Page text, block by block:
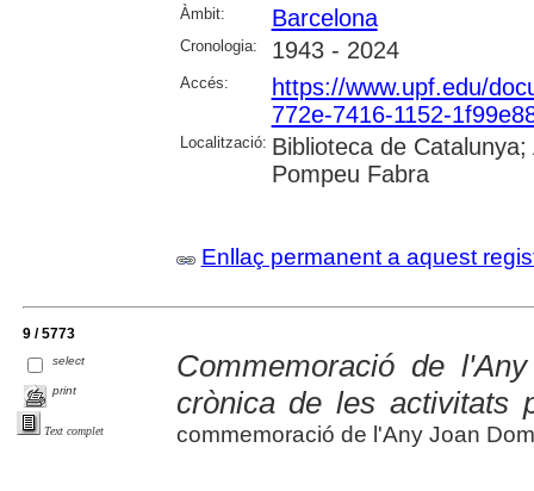
Àmbit: Barcelona
Cronologia: 1943 - 2024
Accés:
https://www.upf.edu/
772e-7416-1152-
Localització: Biblioteca de
Pompeu Fabra
Enllaç permanent a aquest
9 / 5773
select
print
Text complet
Commemoració de
crònica de les activitats
commemoració de l'Any Joan